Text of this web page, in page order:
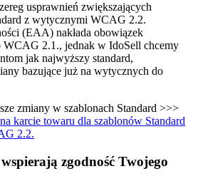
usprawnień zwiększających
z wytycznymi WCAG 2.2.
(EAA) nakłada obowiązek
WCAG 2.1., jednak w IdoSell chcemy
jak najwyższy standard,
bazujące już na wytycznych do
zmiany w szablonach Standard >>>
karcie towaru dla szablonów Standard
2.2.
zgodność Twojego